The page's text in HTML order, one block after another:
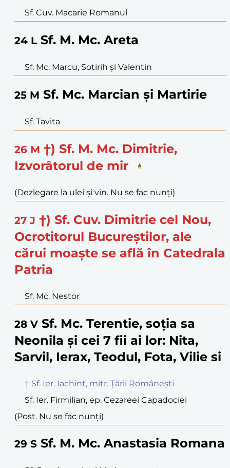
Sf. Cuv. Macarie Romanul
24 L Sf. M. Mc. Areta
Sf. Mc. Marcu, Sotirih și Valentin
25 M Sf. Mc. Marcian și Martirie
Sf. Tavita
26 M †) Sf. M. Mc. Dimitrie,
Izvorâtorul de mir
(Dezlegare la ulei și vin. Nu se fac nunți)
27 J †) Sf. Cuv. Dimitrie cel Nou,
Ocrotitorul Bucureștilor, ale
cărui moaște se află în Catedrala
Patria
Sf. Mc. Nestor
28 V Sf. Mc. Terentie, soția sa
Neonila și cei 7 fii ai lor: Nita,
Sarvil, Ierax, Teodul, Fota, Vilie si
† Sf. Ier. Iachint, mitr. Țării Românești
Sf. Ier. Firmilian, ep. Cezareei Capadociei
(Post. Nu se fac nunți)
29 S Sf. M. Mc. Anastasia Romana